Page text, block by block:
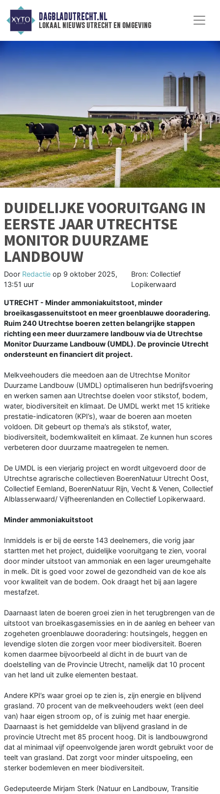
DAGBLADUTRECHT.NL
lokaal nieuws utrecht en omgeving
DUIDELIJKE VOORUITGANG IN
EERSTE JAAR UTRECHTSE
MONITOR DUURZAME
LANDBOUW
Door Redactie op 9 oktober 2025,
13:51 uur
Bron: Collectief
Lopikerwaard
UTRECHT - Minder ammoniakuitstoot, minder
broeikasgassenuitstoot en meer groenblauwe dooradering.
Ruim 240 Utrechtse boeren zetten belangrijke stappen
richting een meer duurzamere landbouw via de Utrechtse
Monitor Duurzame Landbouw (UMDL). De provincie Utrecht
ondersteunt en financiert dit project.
Melkveehouders die meedoen aan de Utrechtse Monitor
Duurzame Landbouw (UMDL) optimaliseren hun bedrijfsvoering
en werken samen aan Utrechtse doelen voor stikstof, bodem,
water, biodiversiteit en klimaat. De UMDL werkt met 15 kritieke
prestatie-indicatoren (KPI’s), waar de boeren aan moeten
voldoen. Dit gebeurt op thema’s als stikstof, water,
biodiversiteit, bodemkwaliteit en klimaat. Ze kunnen hun scores
verbeteren door duurzame maatregelen te nemen.
De UMDL is een vierjarig project en wordt uitgevoerd door de
Utrechtse agrarische collectieven BoerenNatuur Utrecht Oost,
Collectief Eemland, BoerenNatuur Rijn, Vecht & Venen, Collectief
Alblasserwaard/ Vijfheerenlanden en Collectief Lopikerwaard.
Minder ammoniakuitstoot
Inmiddels is er bij de eerste 143 deelnemers, die vorig jaar
startten met het project, duidelijke vooruitgang te zien, vooral
door minder uitstoot van ammoniak en een lager ureumgehalte
in melk. Dit is goed voor zowel de gezondheid van de koe als
voor kwaliteit van de bodem. Ook draagt het bij aan lagere
mestafzet.
Daarnaast laten de boeren groei zien in het terugbrengen van de
uitstoot van broeikasgasemissies en in de aanleg en beheer van
zogeheten groenblauwe dooradering: houtsingels, heggen en
levendige sloten die zorgen voor meer biodiversiteit. Boeren
komen daarmee bijvoorbeeld al dicht in de buurt van de
doelstelling van de Provincie Utrecht, namelijk dat 10 procent
van het land uit zulke elementen bestaat.
Andere KPI’s waar groei op te zien is, zijn energie en blijvend
grasland. 70 procent van de melkveehouders wekt (een deel
van) haar eigen stroom op, of is zuinig met haar energie.
Daarnaast is het gemiddelde van blijvend grasland in de
provincie Utrecht met 85 procent hoog. Dit is landbouwgrond
dat al minimaal vijf opeenvolgende jaren wordt gebruikt voor de
teelt van grasland. Dat zorgt voor minder uitspoeling, een
sterker bodemleven en meer biodiversiteit.
Gedeputeerde Mirjam Sterk (Natuur en Landbouw, Transitie